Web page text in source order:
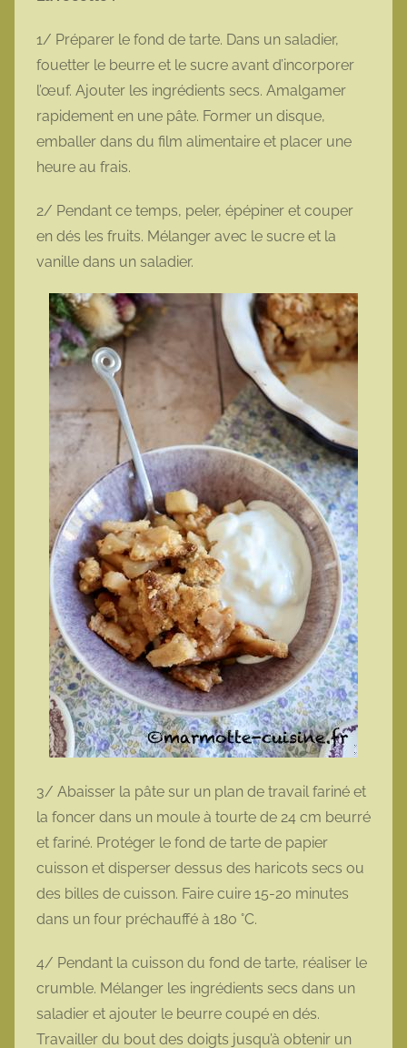
1/ Préparer le fond de tarte. Dans un saladier,
fouetter le beurre et le sucre avant d’incorporer
l’œuf. Ajouter les ingrédients secs. Amalgamer
rapidement en une pâte. Former un disque,
emballer dans du film alimentaire et placer une
heure au frais.
2/ Pendant ce temps, peler, épépiner et couper
en dés les fruits. Mélanger avec le sucre et la
vanille dans un saladier.
3/ Abaisser la pâte sur un plan de travail fariné et
la foncer dans un moule à tourte de 24 cm beurré
et fariné. Protéger le fond de tarte de papier
cuisson et disperser dessus des haricots secs ou
des billes de cuisson. Faire cuire 15-20 minutes
dans un four préchauffé à 180 °C.
4/ Pendant la cuisson du fond de tarte, réaliser le
crumble. Mélanger les ingrédients secs dans un
saladier et ajouter le beurre coupé en dés.
Travailler du bout des doigts jusqu’à obtenir un